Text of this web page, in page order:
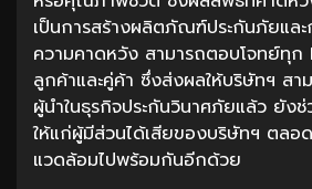
เป็นการสร้างผลิตภัณฑ์ประกันภัยและ
ความคาดหวัง สามารถตอบโจทย์ทุ
ลูกค้าและคู่ค้า ซึ่งส่งผลให้บริษัทฯ สา
ผู้นำในธุรกิจประกันวินาศภัยแล้ว ยัง
ให้แก่ผู้มีส่วนได้เสียของบริษัทฯ ตลอ
แวดล้อมไปพร้อมกันอีกด้วย